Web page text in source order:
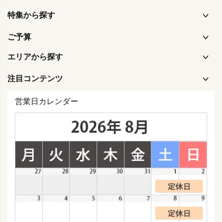
特集から探す
ご予算
エリアから探す
注目コンテンツ
営業日カレンダー